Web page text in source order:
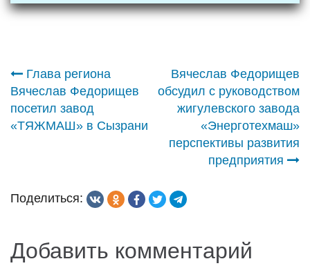
Навигация
по
Глава региона
Вячеслав Федорищев
посетил завод
«ТЯЖМАШ» в Сызрани
Вячеслав Федорищев
обсудил с руководством
жигулевского завода
«Энерготехмаш»
перспективы развития
предприятия
Поделиться:
Добавить комментарий